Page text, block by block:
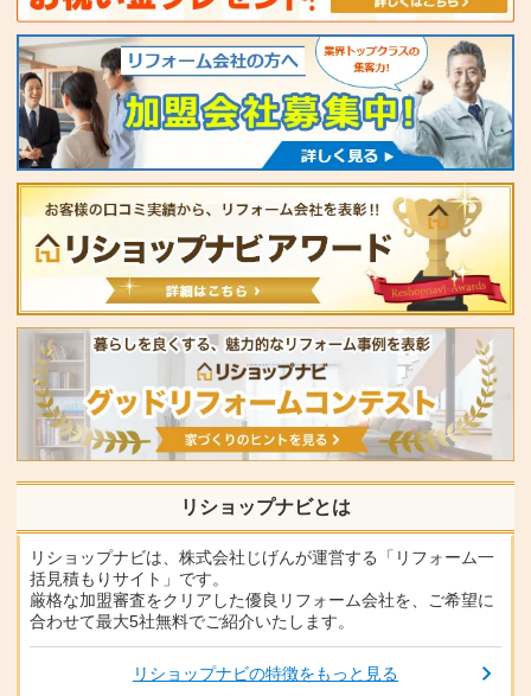
リショップナビとは
リショップナビは、株式会社じげんが運営する「リフォーム一
括見積もりサイト」です。
厳格な加盟審査をクリアした優良リフォーム会社を、ご希望に
合わせて最大5社無料でご紹介いたします。
リショップナビの特徴をもっと見る